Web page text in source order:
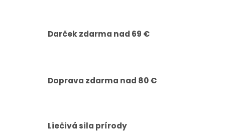
Darček zdarma nad 69 €
Doprava zdarma nad 80 €
Liečivá sila prírody